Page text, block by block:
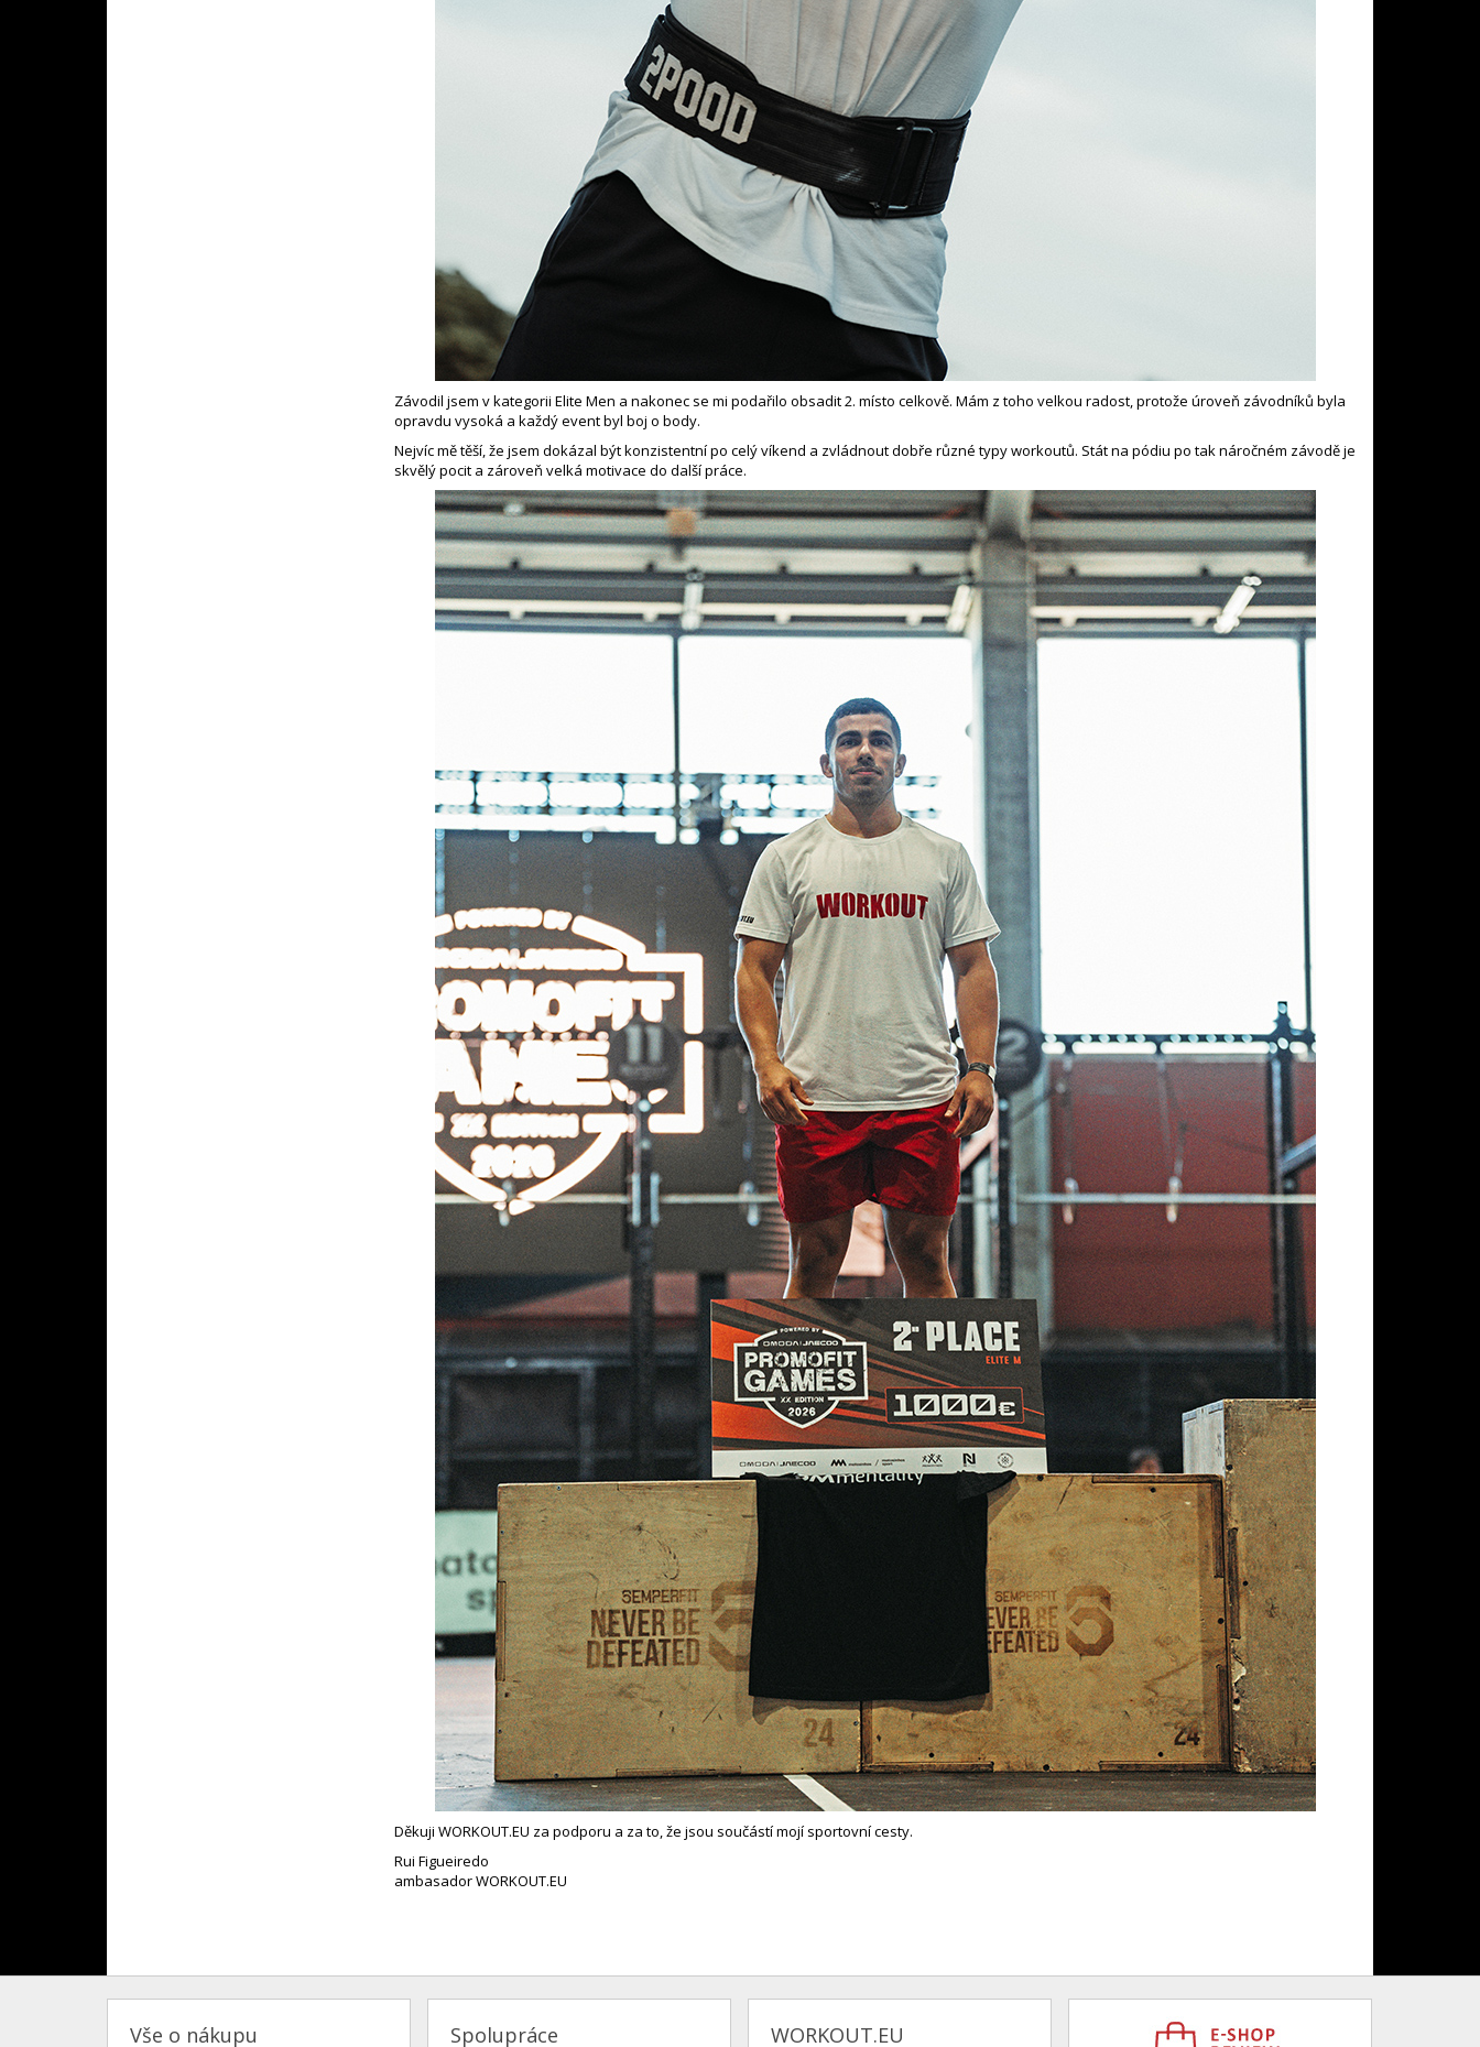
Závodil jsem v kategorii Elite Men a nakonec se mi podařilo obsadit 2. místo celkově. Mám z toho velkou radost, protože úroveň závodníků byla
opravdu vysoká a každý event byl boj o body.
Nejvíc mě těší, že jsem dokázal být konzistentní po celý víkend a zvládnout dobře různé typy workoutů. Stát na pódiu po tak náročném závodě je
skvělý pocit a zároveň velká motivace do další práce.
Děkuji WORKOUT.EU za podporu a za to, že jsou součástí mojí sportovní cesty.
Rui Figueiredo
ambasador WORKOUT.EU
Vše o nákupu Spolupráce WORKOUT.EU